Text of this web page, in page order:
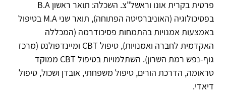
פרטית בקרית אונו וראשל"צ. השכלה: תואר ראשון B.A
בפסיכולוגיה (האוניברסיטה הפתוחה), תואר שני M.A בטיפול
באמצעות אמנויות בהתמחות פסיכודרמה (המכללה
האקדמית לחברה ואמנויות), טיפול CBT ומיינדפולנס (מרכז
גוף-נפש רמת השרון). השתלמויות בטיפול CBT ממוקד
טראומה, הדרכת הורים, טיפול משפחתי, אובדן ושכול, טיפול
דיאדי.